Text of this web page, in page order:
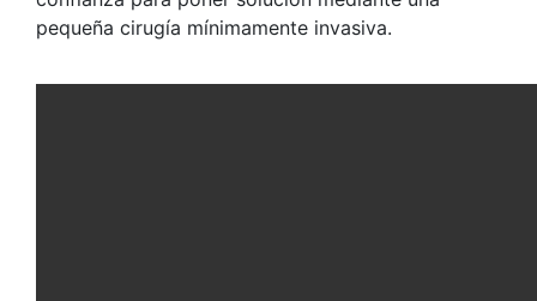
pequeña cirugía mínimamente invasiva.